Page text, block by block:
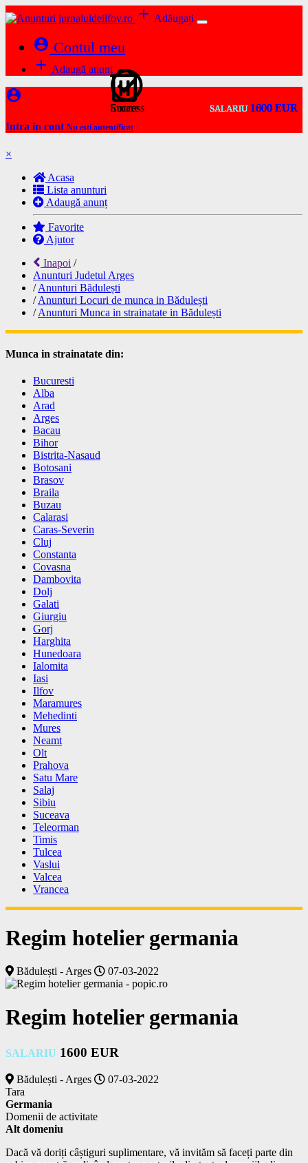
add Adăugați
account_circle Contul meu
add Adaugă anunț
account_circle
Intra in cont Nu esti autentificat
×
Acasa
Lista anunturi
Adaugă anunț
Favorite
Ajutor
Inapoi /
Anunturi Judetul Arges
/Anunturi Bădulești
/Anunturi Locuri de munca in Bădulești
/Anunturi Munca in strainatate in Bădulești
Success
Eroare
Munca in strainatate din:
Bucuresti
Alba
Arad
Arges
Bacau
Bihor
Bistrita-Nasaud
Botosani
Brasov
Braila
Buzau
Calarasi
Caras-Severin
Cluj
Constanta
Covasna
Dambovita
Dolj
Galati
Giurgiu
Gorj
Harghita
Hunedoara
Ialomita
Iasi
Ilfov
Maramures
Mehedinti
Mures
Neamt
Olt
Prahova
Satu Mare
Salaj
Sibiu
Suceava
Teleorman
Timis
Tulcea
Vaslui
Valcea
Vrancea
Regim hotelier germania
Bădulești - Arges 07-03-2022
Regim hotelier germania
SALARIU 1600 EUR
Bădulești - Arges
07-03-2022
Tara
Germania
Domenii de activitate
Alt domeniu
Dacă vă doriți câștiguri suplimentare, vă invităm să faceți parte din
SALARIU1600 EUR
SALARIU1600 EUR
SALARIU1800 EUR
SALARIU1600 EUR
SALARIU1600 EUR
SALARIU1600 EUR
SALARIU1600 EUR
SALARIU1600 EUR
SALARIU1600 EUR
SALARIU1600 EUR